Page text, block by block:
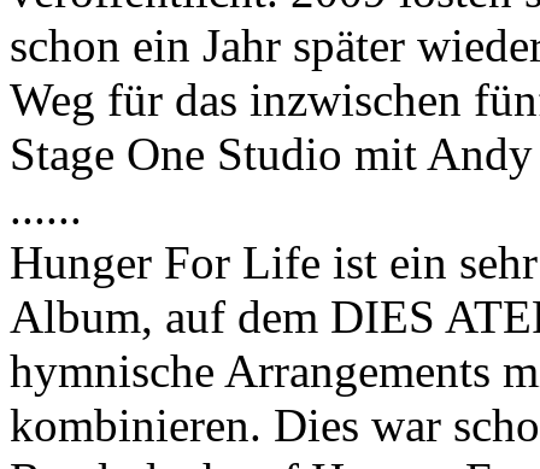
schon ein Jahr später
Weg für das inzwischen
Stage One Studio mit
......
Hunger For Life ist ein
Album, auf dem DIES
hymnische Arrangements
kombinieren. Dies war